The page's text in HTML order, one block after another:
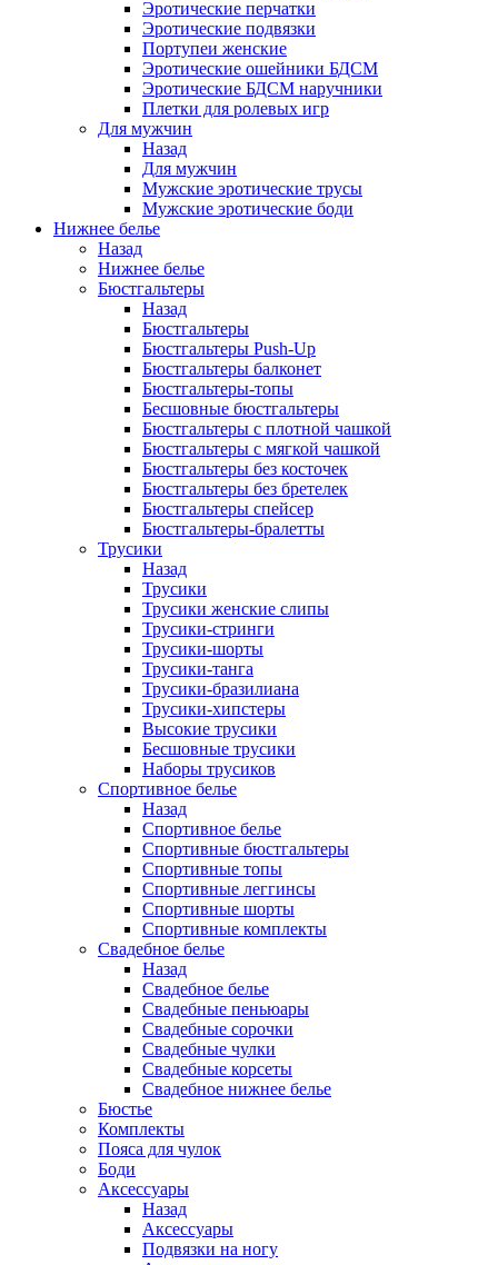
Эротические перчатки
Эротические подвязки
Портупеи женские
Эротические ошейники БДСМ
Эротические БДСМ наручники
Плетки для ролевых игр
Для мужчин
Назад
Для мужчин
Мужские эротические трусы
Мужские эротические боди
Нижнее белье
Назад
Нижнее белье
Бюстгальтеры
Назад
Бюстгальтеры
Бюстгальтеры Push-Up
Бюстгальтеры балконет
Бюстгальтеры-топы
Бесшовные бюстгальтеры
Бюстгальтеры с плотной чашкой
Бюстгальтеры с мягкой чашкой
Бюстгальтеры без косточек
Бюстгальтеры без бретелек
Бюстгальтеры спейсер
Бюстгальтеры-бралетты
Трусики
Назад
Трусики
Трусики женские слипы
Трусики-стринги
Трусики-шорты
Трусики-танга
Трусики-бразилиана
Трусики-хипстеры
Высокие трусики
Бесшовные трусики
Наборы трусиков
Спортивное белье
Назад
Спортивное белье
Спортивные бюстгальтеры
Спортивные топы
Спортивные леггинсы
Спортивные шорты
Спортивные комплекты
Свадебное белье
Назад
Свадебное белье
Свадебные пеньюары
Свадебные сорочки
Свадебные чулки
Свадебные корсеты
Свадебное нижнее белье
Бюстье
Комплекты
Пояса для чулок
Боди
Аксессуары
Назад
Аксессуары
Подвязки на ногу